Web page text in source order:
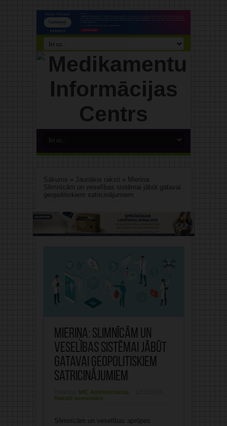
Sākums » Jaunākie raksti » Mieriņa:
Slimnīcām un veselības sistēmai jābūt gatavai
ģeopolitiskiem satricinājumiem
Mieriņa: Slimnīcām un
veselības sistēmai jābūt
gatavai ģeopolitiskiem
satricinājumiem
MIC Administrācija
Rakstīt komentāru
Slimnīcām un veselības aprūpes